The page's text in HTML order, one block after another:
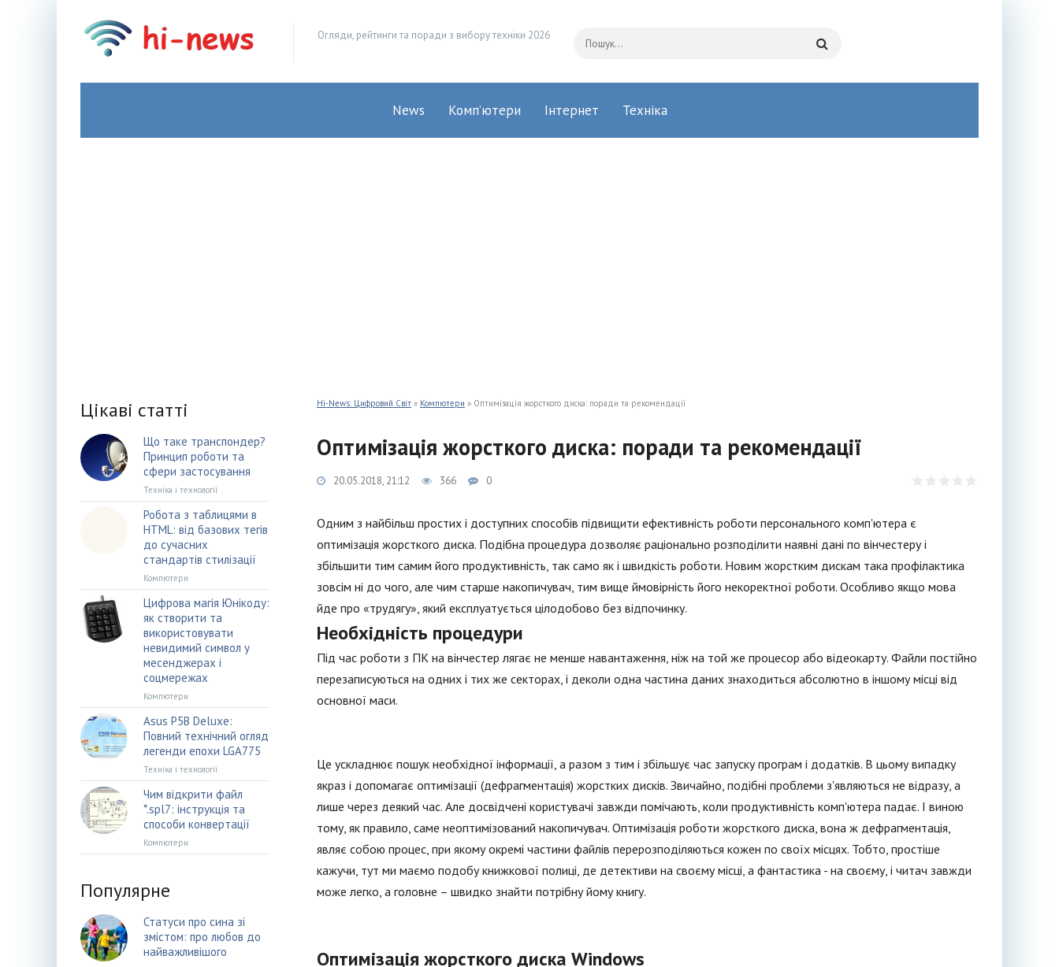
Огляди, рейтинги та поради з вибору техніки 2026
News Комп’ютери Інтернет Техніка
Hi-News: Цифровий Світ » Компютери » Оптимізація жорсткого диска: поради та рекомендації
Оптимізація жорсткого диска: поради та рекомендації
20.05.2018, 21:12 366 0
Одним з найбільш простих і доступних способів підвищити ефективність роботи персонального комп'ютера є
оптимізація жорсткого диска. Подібна процедура дозволяє раціонально розподілити наявні дані по вінчестеру і
збільшити тим самим його продуктивність, так само як і швидкість роботи. Новим жорстким дискам така профілактика
зовсім ні до чого, але чим старше накопичувач, тим вище ймовірність його некоректної роботи. Особливо якщо мова
йде про «трудягу», який експлуатується цілодобово без відпочинку.
Необхідність процедури
Під час роботи з ПК на вінчестер лягає не менше навантаження, ніж на той же процесор або відеокарту. Файли постійно
перезаписуються на одних і тих же секторах, і деколи одна частина даних знаходиться абсолютно в іншому місці від
основної маси.
Це ускладнює пошук необхідної інформації, а разом з тим і збільшує час запуску програм і додатків. В цьому випадку
якраз і допомагає оптимізації (дефрагментація) жорстких дисків. Звичайно, подібні проблеми з'являються не відразу, а
лише через деякий час. Але досвідчені користувачі завжди помічають, коли продуктивність комп'ютера падає. І виною
тому, як правило, саме неоптимізований накопичувач. Оптимізація роботи жорсткого диска, вона ж дефрагментація,
являє собою процес, при якому окремі частини файлів перерозподіляються кожен по своїх місцях. Тобто, простіше
кажучи, тут ми маємо подобу книжкової полиці, де детективи на своєму місці, а фантастика - на своєму, і читач завжди
може легко, а головне – швидко знайти потрібну йому книгу.
Оптимізація жорсткого диска Windows
Цікаві статті
Що таке транспондер?
Принцип роботи та
сфери застосування
Техніка і технології
Робота з таблицями в
HTML: від базових тегів
до сучасних
стандартів стилізації
Компютери
Цифрова магія Юнікоду:
як створити та
використовувати
невидимий символ у
месенджерах і
соцмережах
Компютери
Asus P5B Deluxe:
Повний технічний огляд
легенди епохи LGA775
Техніка і технології
Чим відкрити файл
*.spl7: інструкція та
способи конвертації
Компютери
Популярне
Статуси про сина зі
змістом: про любов до
найважливішого